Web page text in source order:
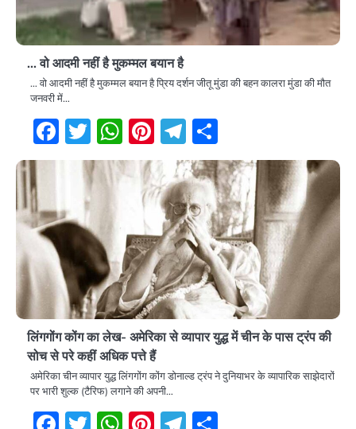
… वो आदमी नहीं है मुकम्मल बयान है
… वो आदमी नहीं है मुकम्मल बयान है प्रिय दर्शन जीतू मुंडा की बहन कालरा मुंडा की मौत
जनवरी में…
Facebook
Twitter
WhatsApp
Pinterest
Telegram
लिंगगोंग कोंग का लेख- अमेरिका से व्यापार युद्ध में चीन के पास ट्रंप की
सोच से परे कहीं अधिक पत्ते हैं
अमेरिका चीन व्यापार युद्ध लिंगगोंग कोंग डोनाल्ड ट्रंप ने दुनियाभर के व्यापारिक साझेदारों
पर भारी शुल्क (टैरिफ) लगाने की अपनी…